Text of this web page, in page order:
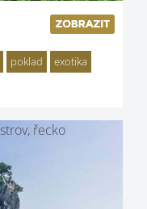
poklad
exotika